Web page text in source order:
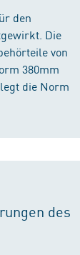
den
Die
von
380mm
die Norm
des